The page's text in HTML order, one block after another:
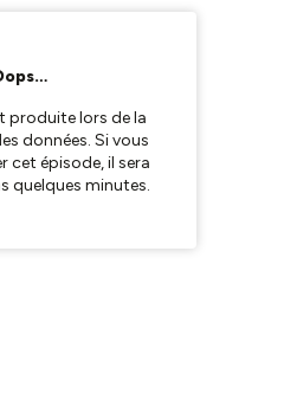
produite lors de la
données. Si vous
cet épisode, il sera
quelques minutes.